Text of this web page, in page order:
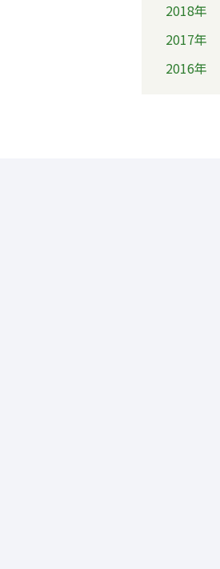
2018年
2017年
2016年